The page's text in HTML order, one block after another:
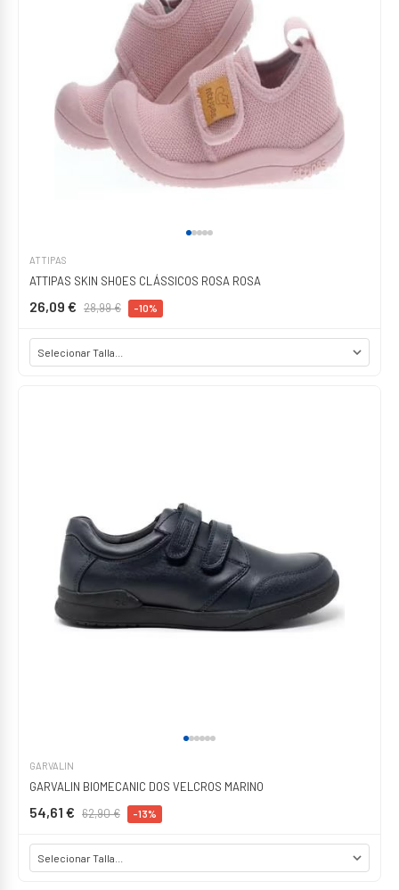
ATTIPAS
ATTIPAS SKIN SHOES CLÁSSICOS ROSA ROSA
26,09 € 28,99 € -10%
GARVALIN
GARVALIN BIOMECANIC DOS VELCROS MARINO
54,61 € 62,90 € -13%